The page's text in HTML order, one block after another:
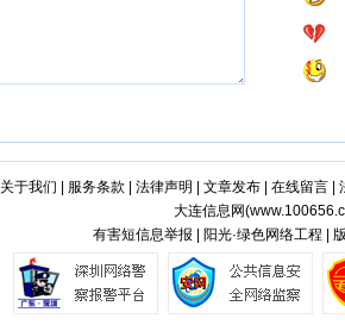
关于我们 服务条款 法律声明 文章发布| 在线留言|
大连信息网(
有害短信息举报 | 阳光·绿色网络工程 |